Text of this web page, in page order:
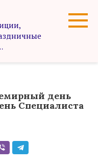
день
Специалиста